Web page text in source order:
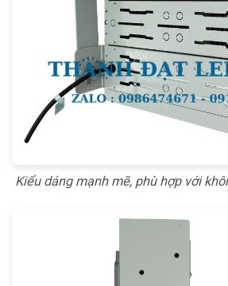
Kiểu dáng mạnh mẽ, phù hợp với